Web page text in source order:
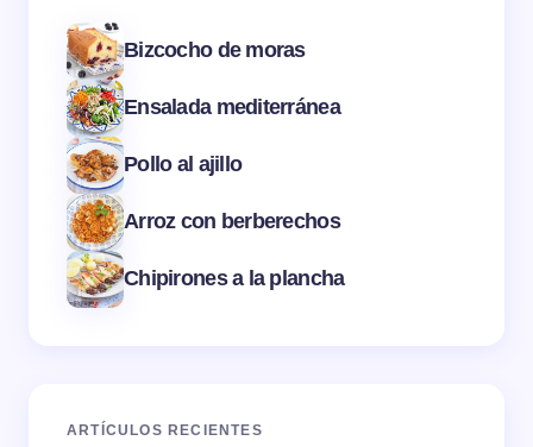
Bizcocho de moras
Ensalada mediterránea
Pollo al ajillo
Arroz con berberechos
Chipirones a la plancha
ARTÍCULOS RECIENTES